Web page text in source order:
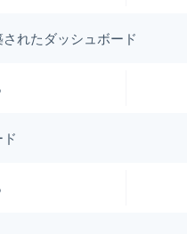
れたダッシュボード